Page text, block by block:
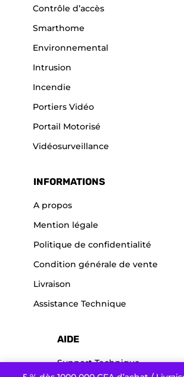
Contrôle d’accès
Smarthome
Environnemental
Intrusion
Incendie
Portiers Vidéo
Portail Motorisé
Vidéosurveillance
INFORMATIONS
A propos
Mention légale
Politique de confidentialité
Condition générale de vente
Livraison
Assistance Technique
AIDE
Support Technique